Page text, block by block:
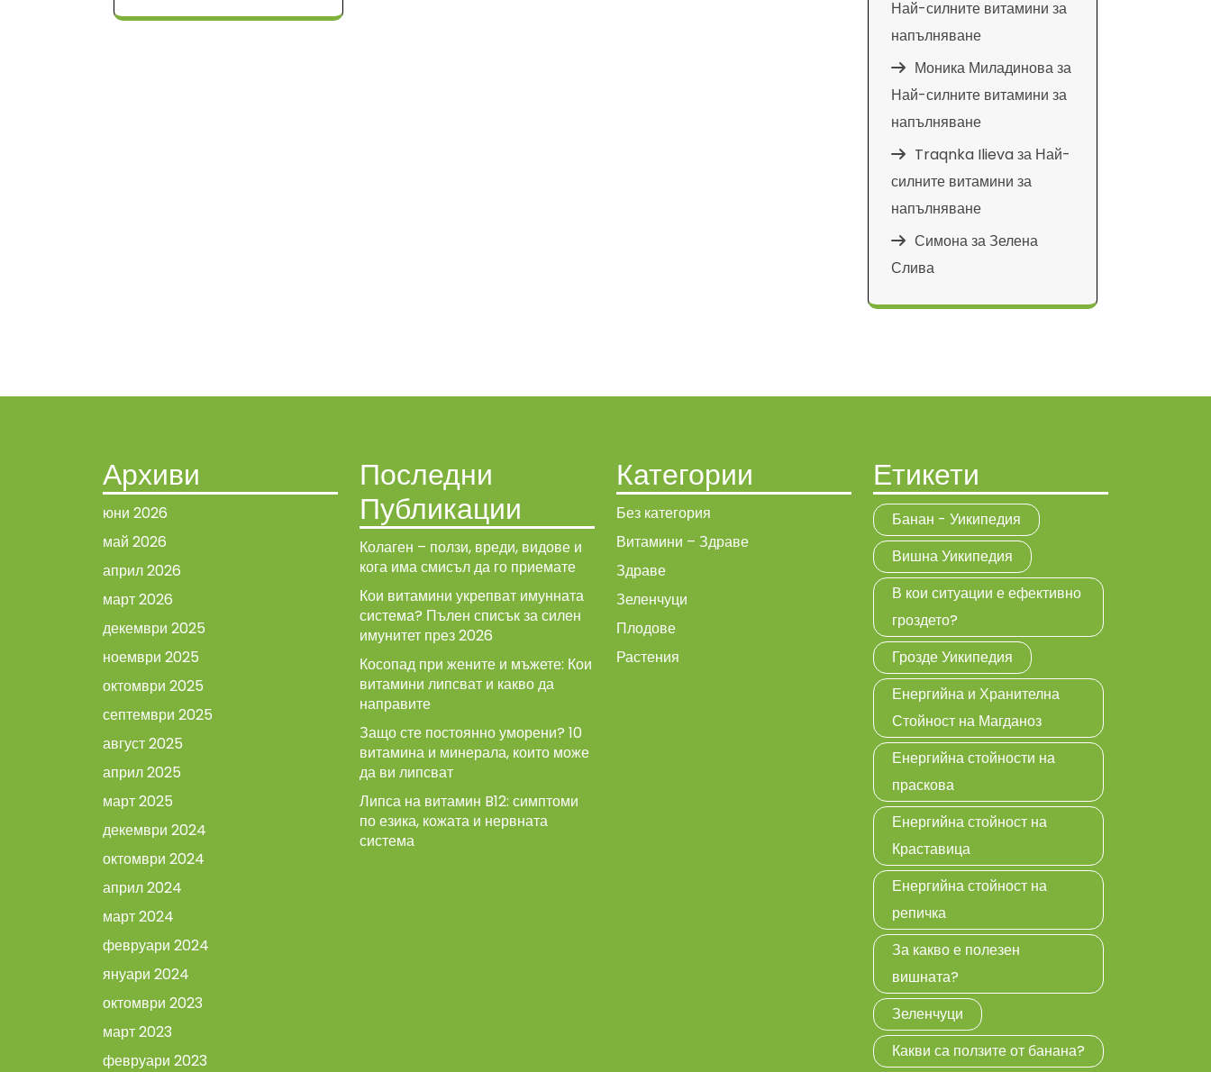
Най-силните витамини за
напълняване
Моника Миладиноваза
Най-силните витамини за
напълняване
Traqnka Ilievaза Най-
силните витамини за
напълняване
СимоназаЗелена
Слива
Архиви
юни 2026
май 2026
април 2026
март 2026
декември 2025
ноември 2025
октомври 2025
септември 2025
август 2025
април 2025
март 2025
декември 2024
октомври 2024
април 2024
март 2024
февруари 2024
януари 2024
октомври 2023
март 2023
февруари 2023
Последни
Публикации
Колаген – ползи, вреди, видове и
кога има смисъл да го приемате
Кои витамини укрепват имунната
система? Пълен списък за силен
имунитет през 2026
Косопад при жените и мъжете: Кои
витамини липсват и какво да
направите
Защо сте постоянно уморени? 10
витамина и минерала, които може
да ви липсват
Липса на витамин B12: симптоми
по езика, кожата и нервната
система
Категории
Без категория
Витамини – Здраве
Здраве
Зеленчуци
Плодове
Растения
Етикети
Банан - Уикипедия
Вишна Уикипедия
В кои ситуации е ефективно
гроздето?
Грозде Уикипедия
Енергийна и Хранителна
Стойност на Магданоз
Енергийна стойности на
праскова
Енергийна стойност на
Краставица
Енергийна стойност на
репичка
За какво е полезен
вишната?
Зеленчуци
Какви са ползите от банана?